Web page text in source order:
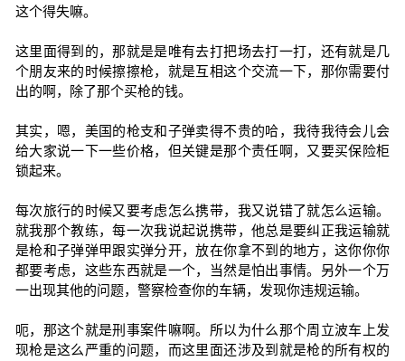
这个得失嘛。
这里面得到的，那就是是唯有去打把场去打一打，还有就是几
个朋友来的时候擦擦枪，就是互相这个交流一下，那你需要付
出的啊，除了那个买枪的钱。
其实，嗯，美国的枪支和子弹卖得不贵的哈，我待我待会儿会
给大家说一下一些价格，但关键是那个责任啊，又要买保险柜
锁起来。
每次旅行的时候又要考虑怎么携带，我又说错了就怎么运输。
就我那个教练，每一次我说起说携带，他总是要纠正我运输就
是枪和子弹弹甲跟实弹分开，放在你拿不到的地方，这你你你
都要考虑，这些东西就是一个，当然是怕出事情。另外一个万
一出现其他的问题，警察检查你的车辆，发现你违规运输。
呃，那这个就是刑事案件嘛啊。所以为什么那个周立波车上发
现枪是这么严重的问题，而这里面还涉及到就是枪的所有权的